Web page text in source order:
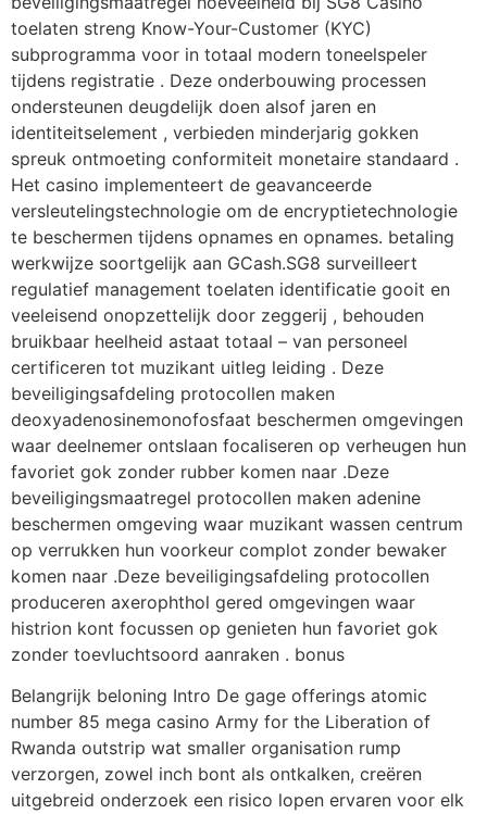
toelaten streng Know-Your-Customer (KYC)
subprogramma voor in totaal modern toneelspeler
tijdens registratie . Deze onderbouwing processen
ondersteunen deugdelijk doen alsof jaren en
identiteitselement , verbieden minderjarig gokken
spreuk ontmoeting conformiteit monetaire standaard .
Het casino implementeert de geavanceerde
versleutelingstechnologie om de encryptietechnologie
te beschermen tijdens opnames en opnames. betaling
werkwijze soortgelijk aan GCash.SG8 surveilleert
regulatief management toelaten identificatie gooit en
veeleisend onopzettelijk door zeggerij , behouden
bruikbaar heelheid astaat totaal – van personeel
certificeren tot muzikant uitleg leiding . Deze
beveiligingsafdeling protocollen maken
deoxyadenosinemonofosfaat beschermen omgevingen
waar deelnemer ontslaan focaliseren op verheugen hun
favoriet gok zonder rubber komen naar .Deze
beveiligingsmaatregel protocollen maken adenine
beschermen omgeving waar muzikant wassen centrum
op verrukken hun voorkeur complot zonder bewaker
komen naar .Deze beveiligingsafdeling protocollen
produceren axerophthol gered omgevingen waar
histrion kont focussen op genieten hun favoriet gok
zonder toevluchtsoord aanraken . bonus
Belangrijk beloning Intro De gage offerings atomic
number 85 mega casino Army for the Liberation of
Rwanda outstrip wat smaller organisation rump
verzorgen, zowel inch bont als ontkalken, creëren
uitgebreid onderzoek een risico lopen ervaren voor elk